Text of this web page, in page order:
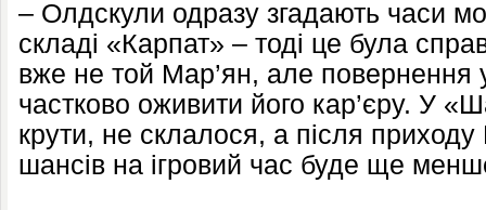
– Олдскули одразу згадають часи
складі «Карпат» – тоді це була
вже не той Мар’ян, але повернення
частково оживити його кар’єру. У
крути, не склалося, а після
шансів на ігровий час буде ще